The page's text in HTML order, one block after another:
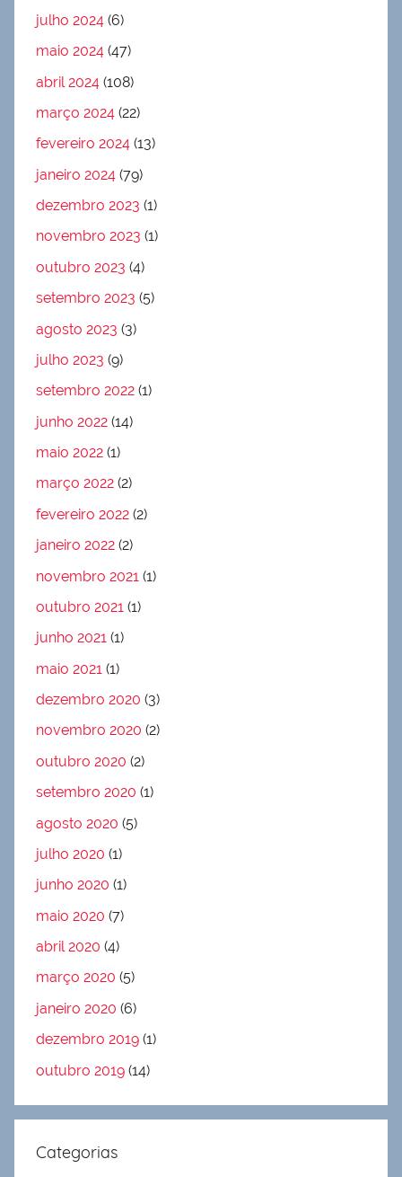
julho 2024 (6)
maio 2024 (47)
abril 2024 (108)
março 2024 (22)
fevereiro 2024 (13)
janeiro 2024 (79)
dezembro 2023 (1)
novembro 2023 (1)
outubro 2023 (4)
setembro 2023 (5)
agosto 2023 (3)
julho 2023 (9)
setembro 2022 (1)
junho 2022 (14)
maio 2022 (1)
março 2022 (2)
fevereiro 2022 (2)
janeiro 2022 (2)
novembro 2021 (1)
outubro 2021 (1)
junho 2021 (1)
maio 2021 (1)
dezembro 2020 (3)
novembro 2020 (2)
outubro 2020 (2)
setembro 2020 (1)
agosto 2020 (5)
julho 2020 (1)
junho 2020 (1)
maio 2020 (7)
abril 2020 (4)
março 2020 (5)
janeiro 2020 (6)
dezembro 2019 (1)
outubro 2019 (14)
Categorias